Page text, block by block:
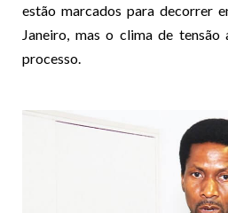
estão marcados para decorrer
Janeiro, mas o clima de tensão
processo.